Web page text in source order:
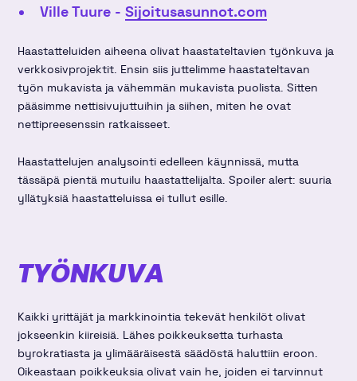
Ville Tuure -Sijoitusasunnot.com
Haastatteluiden aiheena olivat haastateltavien työnkuva ja
verkkosivprojektit. Ensin siis juttelimme haastateltavan
työn mukavista ja vähemmän mukavista puolista. Sitten
pääsimme nettisivujuttuihin ja siihen, miten he ovat
nettipreesenssin ratkaisseet.
Haastattelujen analysointi edelleen käynnissä, mutta
tässäpä pientä mutuilu haastattelijalta. Spoiler alert: suuria
yllätyksiä haastatteluissa ei tullut esille.
TYÖNKUVA
Kaikki yrittäjät ja markkinointia tekevät henkilöt olivat
jokseenkin kiireisiä. Lähes poikkeuksetta turhasta
byrokratiasta ja ylimääräisestä säädöstä haluttiin eroon.
Oikeastaan poikkeuksia olivat vain he, joiden ei tarvinnut